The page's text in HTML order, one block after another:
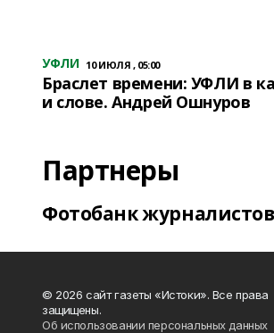
УФЛИ 10 ИЮЛЯ , 05:00
Браслет времени: УФЛИ в
и слове. Андрей Ошнуров
Партнеры
Фотобанк
© 2026 сайт газеты «Истоки». Все права
защищены.
Об использовании персональных данных